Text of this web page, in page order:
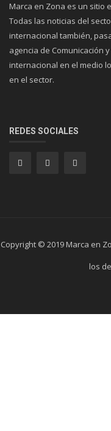
Marca en Zona es un sitio
Todas las noticias del
internacional también,
agencia de Comunicación
internacional en el medio
en el sector.
REDES SOCIALES
Copyright © 2019 Marca en
los